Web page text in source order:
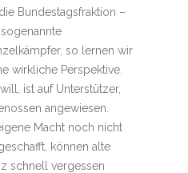
Bundestagsfraktion –
so lernen wir
wirkliche Perspektive.
ist auf Unterstützer,
angewiesen.
Macht noch nicht
können alte
schnell vergessen